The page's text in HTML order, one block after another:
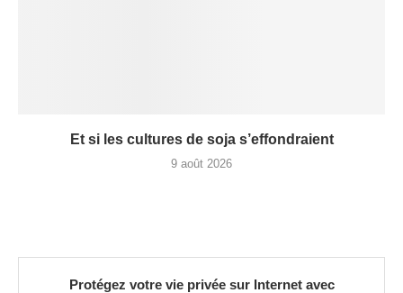
Et si les cultures de soja s’effondraient
9 août 2026
Protégez votre vie privée sur Internet avec